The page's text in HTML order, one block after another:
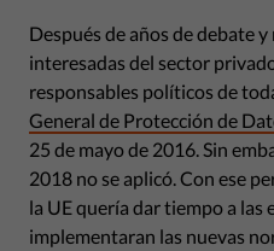
Después de años de debate
interesadas del sector
responsables políticos de
General de Protección de
25 de mayo de 2016. Sin
2018 no se aplicó. Con ese
la UE quería dar tiempo a las
implementaran las nuevas